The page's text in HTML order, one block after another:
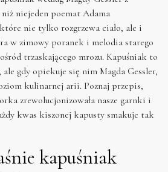
niejeden poemat Adama
nie tylko rozgrzewa ciało, ale i
w zimowy poranek i melodia starego
trzaskającego mrozu. Kapuśniak to
gdy opiekuje się nim Magda Gessler,
kulinarnej arii. Poznaj przepis,
zrewolucjonizowała nasze garnki i
kwas kiszonej kapusty smakuje tak
kapuśniak